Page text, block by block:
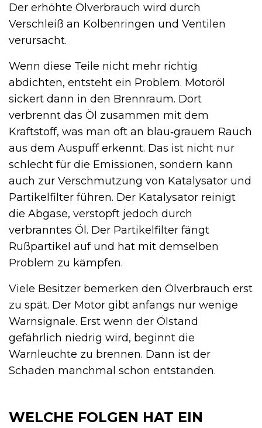
Der erhöhte Ölverbrauch wird durch
Verschleiß an Kolbenringen und Ventilen
verursacht.
Wenn diese Teile nicht mehr richtig
abdichten, entsteht ein Problem. Motoröl
sickert dann in den Brennraum. Dort
verbrennt das Öl zusammen mit dem
Kraftstoff, was man oft an blau‑grauem Rauch
aus dem Auspuff erkennt. Das ist nicht nur
schlecht für die Emissionen, sondern kann
auch zur Verschmutzung von Katalysator und
Partikelfilter führen. Der Katalysator reinigt
die Abgase, verstopft jedoch durch
verbranntes Öl. Der Partikelfilter fängt
Rußpartikel auf und hat mit demselben
Problem zu kämpfen.
Viele Besitzer bemerken den Ölverbrauch erst
zu spät. Der Motor gibt anfangs nur wenige
Warnsignale. Erst wenn der Ölstand
gefährlich niedrig wird, beginnt die
Warnleuchte zu brennen. Dann ist der
Schaden manchmal schon entstanden.
WELCHE FOLGEN HAT EIN